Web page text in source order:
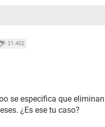
21.402
se especifica que
¿Es ese tu caso?